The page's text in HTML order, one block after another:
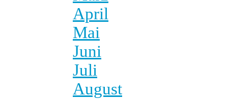
April
Mai
Juni
Juli
August